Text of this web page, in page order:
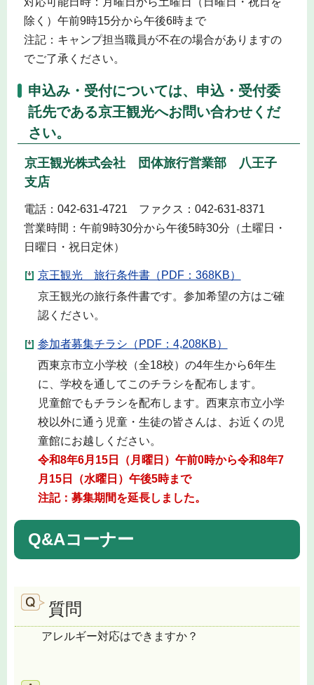
除く）午前9時15分から午後6時まで
注記：キャンプ担当職員が不在の場合がありますの
でご了承ください。
申込み・受付については、申込・受付委
託先である京王観光へお問い合わせくだ
さい。
京王観光株式会社 団体旅行営業部 八王子
支店
電話：042-631-4721 ファクス：042-631-8371
営業時間：午前9時30分から午後5時30分（土曜日・
日曜日・祝日定休）
京王観光 旅行条件書（PDF：368KB）
京王観光の旅行条件書です。参加希望の方はご確
認ください。
参加者募集チラシ（PDF：4,208KB）
西東京市立小学校（全18校）の4年生から6年生
に、学校を通してこのチラシを配布します。
児童館でもチラシを配布します。西東京市立小学
校以外に通う児童・生徒の皆さんは、お近くの児
童館にお越しください。
令和8年6月15日（月曜日）午前0時から令和8年7
月15日（水曜日）午後5時まで
注記：募集期間を延長しました。
Q&Aコーナー
質問
アレルギー対応はできますか？